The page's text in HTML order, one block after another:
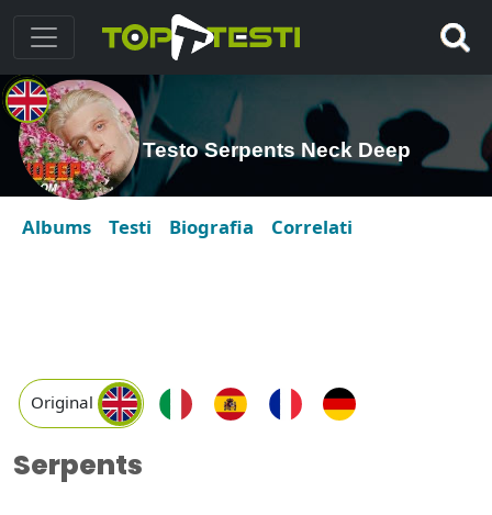
Testo Serpents Neck Deep
Albums Testi Biografia Correlati
Original
Serpents